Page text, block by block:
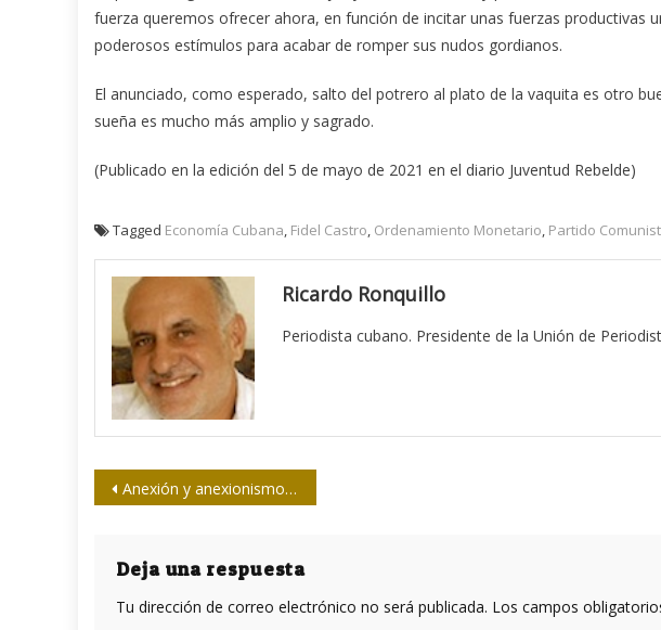
fuerza queremos ofrecer ahora, en función de incitar unas fuerzas productivas
poderosos estímulos para acabar de romper sus nudos gordianos.
El anunciado, como esperado, salto del potrero al plato de la vaquita es otro
sueña es mucho más amplio y sagrado.
(Publicado en la edición del 5 de mayo de 2021 en el diario Juventud Rebelde)
Tagged Economía Cubana, Fidel Castro, Ordenamiento Monetario, Partido
Ricardo Ronquillo
Periodista cubano. Presidente de la Unión de
Navegación
entradas
Anexión y anexionismo, una vez más
Deja una respuesta
Tu dirección de correo electrónico no será publicada. Los campos